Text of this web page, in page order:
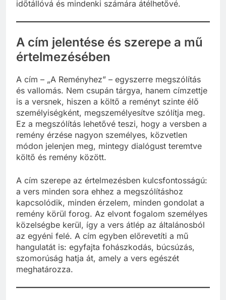
időtállóvá és mindenki számára átélhetővé.
A cím jelentése és szerepe a mű
értelmezésében
A cím – „A Reményhez” – egyszerre megszólítás
és vallomás. Nem csupán tárgya, hanem címzettje
is a versnek, hiszen a költő a reményt szinte élő
személyiségként, megszemélyesítve szólítja meg.
Ez a megszólítás lehetővé teszi, hogy a versben a
remény érzése nagyon személyes, közvetlen
módon jelenjen meg, mintegy dialógust teremtve
költő és remény között.
A cím szerepe az értelmezésben kulcsfontosságú:
a vers minden sora ehhez a megszólításhoz
kapcsolódik, minden érzelem, minden gondolat a
remény körül forog. Az elvont fogalom személyes
közelségbe kerül, így a vers átlép az általánosból
az egyéni felé. A cím egyben előrevetíti a mű
hangulatát is: egyfajta fohászkodás, búcsúzás,
szomorúság hatja át, amely a vers egészét
meghatározza.